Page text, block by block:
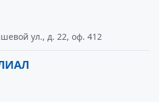
ул., д. 22, оф. 412